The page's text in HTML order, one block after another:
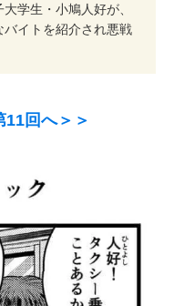
学生・小鳩人好が、
イトを紹介され悪戦
11回へ＞＞